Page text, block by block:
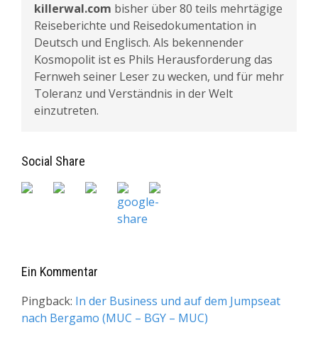
killerwal.com bisher über 80 teils mehrtägige
Reiseberichte und Reisedokumentation in
Deutsch und Englisch. Als bekennender
Kosmopolit ist es Phils Herausforderung das
Fernweh seiner Leser zu wecken, und für mehr
Toleranz und Verständnis in der Welt
einzutreten.
Social Share
Ein Kommentar
Pingback: In der Business und auf dem Jumpseat
nach Bergamo (MUC – BGY – MUC)